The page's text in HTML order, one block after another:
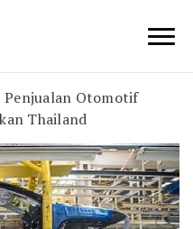
Penjualan Otomotif
Thailand